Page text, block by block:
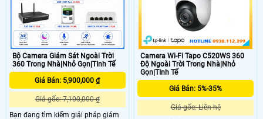
kháng nước và bụi.
Bộ Camera Giám Sát Ngoài Trời
360 Trong Nhà|Nhỏ Gọn|TInh Tế
Giá Bán: 5,900,000 ₫
Giá gốc: 7,100,000 ₫
Bạn đang tìm kiếm giải pháp giám
Camera Wi-Fi Tapo C520WS 360
Độ Ngoài Trời Trong Nhà|Nhỏ
Gọn|TInh Tế
Giá Bán: 5%-35%
Giá gốc: Liên hệ